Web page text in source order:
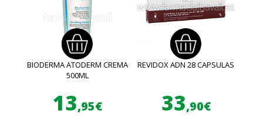
BIODERMA ATODERM CREMA
500ML
13,95€
REVIDOX ADN 28 CAPSULAS
33,90€